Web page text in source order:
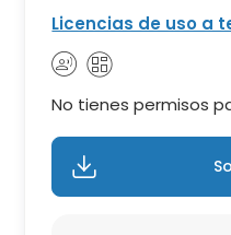
Licencias de uso a
No tienes permisos